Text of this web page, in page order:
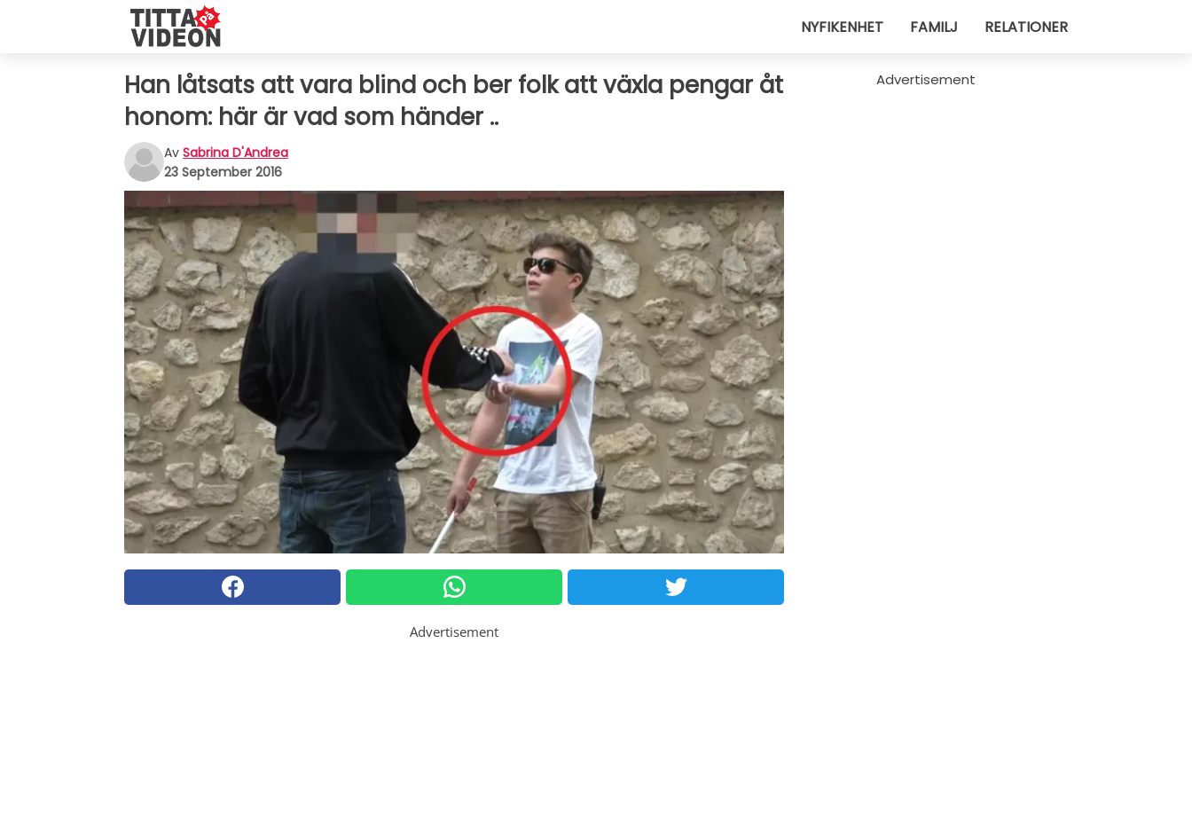
NYFIKENHET FAMILJ RELATIONER
Han låtsats att vara blind och ber folk att växla pengar åt
honom: här är vad som händer ..
Av Sabrina D'Andrea
23 September 2016
Advertisement
Advertisement